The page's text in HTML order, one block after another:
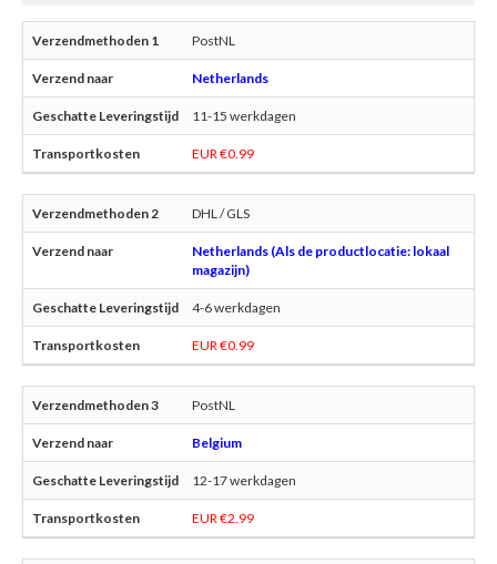
PostNL
Netherlands
11-15 werkdagen
EUR €0.99
DHL / GLS
Netherlands (Als de productlocatie: lokaal
magazijn)
4-6 werkdagen
EUR €0.99
PostNL
Belgium
12-17 werkdagen
EUR €2.99